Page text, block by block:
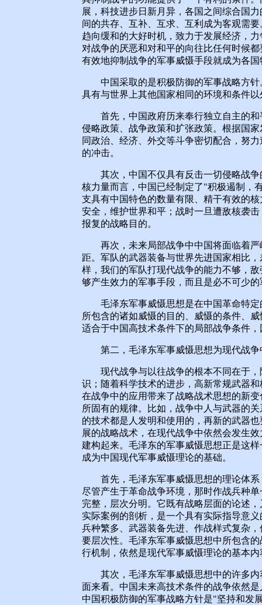
展，科技进步日新月异，各国之间综合国
间的共存、互补、互求、互利成为客观需
趋向缓和的大好时机，致力于发展经济，
对战争的厌恶和对和平的向往比任何时候
有效地抑制战争的军事威慑手段就成为各
中国采取的是积极防御的军事战略方针
具有与世界上其他国家相同的环境和条件
首先，中国政府历来奉行独立自主的和
侵略政策、战争政策和扩张政策。根据国
同政治、经济、外交等斗争密切配合，努
的冲击。
其次，中国不仅具有反击一切侵略战争
核力量而言，中国已经制定了"积极遏制，
支具有中国特色的数量有限、精干有效的
安全，维护世界和平；战时一旦遭敌核袭
报复的战略目的。
再次，未来局部战争中中国将面临着严
距。军队的武器装备与世界先进国家相比
样，我们的军队打现代战争的能力不够，
够产生效力的军事手段，而且是必不可少
毛泽东军事威慑思想是在中国革命特定
所包含的诸如威慑的目的、威慑的条件、
适合于中国高技术条件下的局部战争条件
第二，毛泽东军事威慑思想为现代战争
现代战争与以往战争的根本不同在于，
识；随着科学技术的进步，高新常规武器
在战争中的应用带来了战略战术思想的新
所固有的规律。比如，战争中人与武器的
的技术都是人发明和使用的，再新的武器
展的战略战术，在现代战争中依然会发生
建构起来。毛泽东的军事威慑思想正是这
成为中国现代军事威慑理论的基础。
首先，毛泽东军事威慑思想的理论体系
尽管产生于革命战争环境，那时作战兵种
完整，层次分明。它既有战略层面的论述
实际案例的剖析，是一个具有实际指导意
兵种繁多、武器装备先进、作战样式复杂
要层次性。毛泽东军事威慑思想中所包含
行机制，依然是现代军事威慑理论的基本内
其次，毛泽东军事威慑思想中的许多内
面来看。中国未来高技术条件的战争依然
中国积极防御的军事战略方针是"坚持和发